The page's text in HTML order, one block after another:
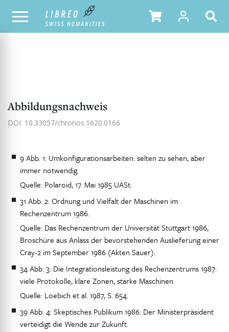
NOTRE CATALOGUE TABLE DES MATIÈRES
Abbildungsnachweis
DOI: 10.33057/chronos.1620.0166
9 Abb. 1: Umkonfigurationsarbeiten: selten zu sehen, aber
immer notwendig.
Quelle: Polaroid, 17. Mai 1985 UASt.
31 Abb. 2: Ordnung und Vielfalt der Maschinen im
Rechenzentrum 1986.
Quelle: Das Rechenzentrum der Universität Stuttgart 1986,
Broschüre aus Anlass der bevorstehenden Auslieferung einer
Cray-2 im September 1986 (Akten Sauer).
34 Abb. 3: Die Integrationsleistung des Rechenzentrums 1987:
viele Protokolle, klare Zonen, starke Maschinen.
Quelle: Loebich et al. 1987, S. 654.
39 Abb. 4: Skeptisches Publikum 1986: Der Ministerpräsident
verteidigt die Wende zur Zukunft.